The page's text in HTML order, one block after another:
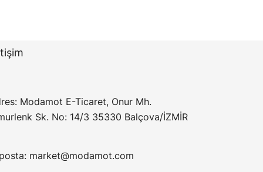
Modamot E-Ticaret, Onur Mh.
Sk. No: 14/3 35330 Balçova/İZMİR
market@modamot.com